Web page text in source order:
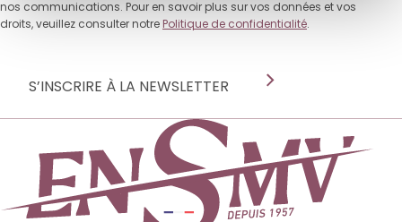
nos communications. Pour en savoir plus sur vos données et vos
droits, veuillez consulter notre Politique de confidentialité.
S’INSCRIRE À LA NEWSLETTER